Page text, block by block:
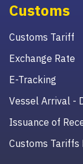
Customs
Customs Tariff
Exchange Rate
E-Tracking
Vessel Arrival -
Issuance of
Customs Tariffs